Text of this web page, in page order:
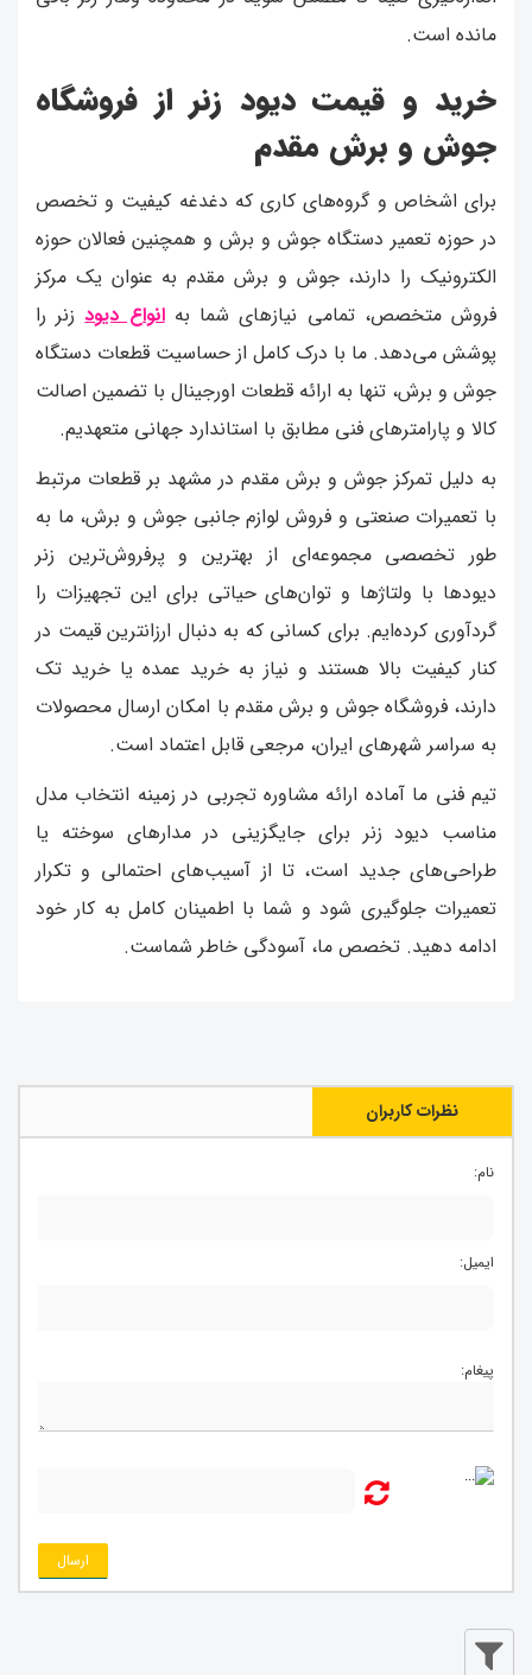
مانده است.
خرید و قیمت دیود زنر از فروشگاه
جوش و برش مقدم
برای اشخاص و گروه‌های کاری که دغدغه کیفیت و تخصص
در حوزه تعمیر دستگاه جوش و برش و همچنین فعالان حوزه
الکترونیک را دارند، جوش و برش مقدم به عنوان یک مرکز
فروش متخصص، تمامی نیازهای شما بهانواع دیودزنر را
پوشش می‌دهد. ما با درک کامل از حساسیت قطعات دستگاه
جوش و برش، تنها به ارائه قطعات اورجینال با تضمین اصالت
کالا و پارامترهای فنی مطابق با استاندارد جهانی متعهدیم.
به دلیل تمرکز جوش و برش مقدم در مشهد بر قطعات مرتبط
با تعمیرات صنعتی و فروش لوازم جانبی جوش و برش، ما به
طور تخصصی مجموعه‌ای از بهترین و پرفروش‌ترین زنر
دیودها با ولتاژها و توان‌های حیاتی برای این تجهیزات را
گردآوری کرده‌ایم. برای کسانی که به دنبال ارزانترین قیمت در
کنار کیفیت بالا هستند و نیاز به خرید عمده یا خرید تک
دارند، فروشگاه جوش و برش مقدم با امکان ارسال محصولات
به سراسر شهرهای ایران، مرجعی قابل اعتماد است.
تیم فنی ما آماده ارائه مشاوره تجربی در زمینه انتخاب مدل
مناسب دیود زنر برای جایگزینی در مدارهای سوخته یا
طراحی‌های جدید است، تا از آسیب‌های احتمالی و تکرار
تعمیرات جلوگیری شود و شما با اطمینان کامل به کار خود
ادامه دهید. تخصص ما، آسودگی خاطر شماست.
نظرات کاربران
نام:
ایمیل:
پیغام:
ارسال